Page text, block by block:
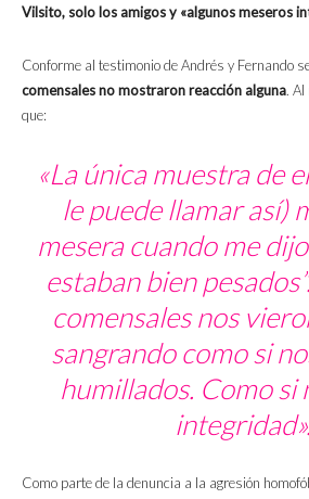
Vilsito, solo los amigos y «algunos meseros
Conforme al testimonio de Andrés y Fernando
comensales no mostraron reacción alguna.
que:
«La única muestra de
le puede llamar así)
mesera cuando me
estaban bien
comensales nos
sangrando como si
humillados. Como si
integridad».
Como parte de la denuncia a la agresión